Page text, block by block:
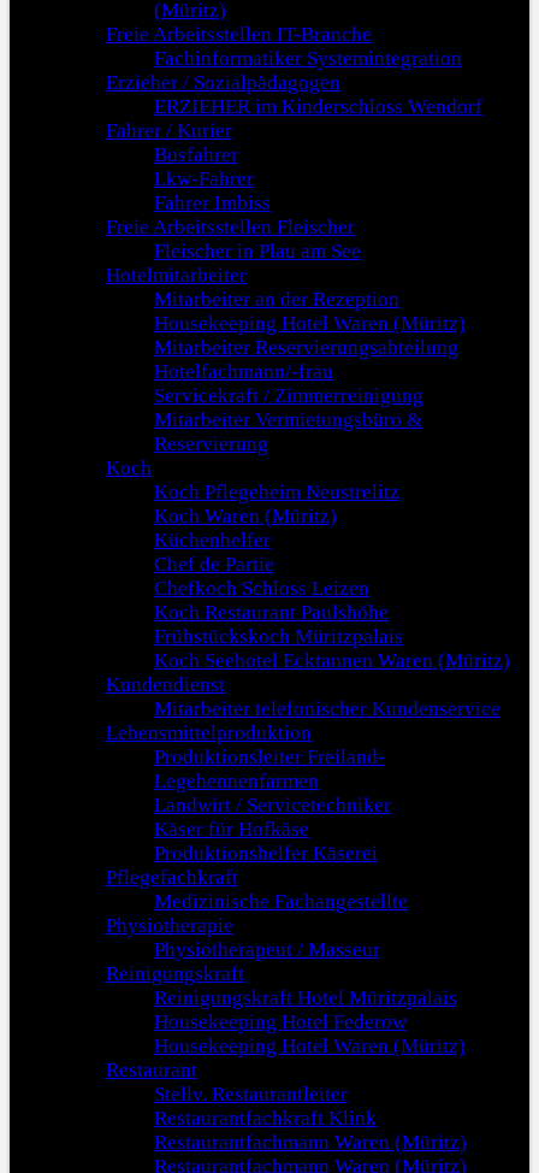
(Müritz)
Freie Arbeitsstellen IT-Branche
Fachinformatiker Systemintegration
Erzieher / Sozialpädagogen
ERZIEHER im Kinderschloss Wendorf
Fahrer / Kurier
Busfahrer
Lkw-Fahrer
Fahrer Imbiss
Freie Arbeitsstellen Fleischer
Fleischer in Plau am See
Hotelmitarbeiter
Mitarbeiter an der Rezeption
Housekeeping Hotel Waren (Müritz)
Mitarbeiter Reservierungsabteilung
Hotelfachmann/-frau
Servicekraft / Zimmerreinigung
Mitarbeiter Vermietungsbüro &
Reservierung
Koch
Koch Pflegeheim Neustrelitz
Koch Waren (Müritz)
Küchenhelfer
Chef de Partie
Chefkoch Schloss Leizen
Koch Restaurant Paulshöhe
Frühstückskoch Müritzpalais
Koch Seehotel Ecktannen Waren (Müritz)
Kundendienst
Mitarbeiter telefonischer Kundenservice
Lebensmittelproduktion
Produktionsleiter Freiland-
Legehennenfarmen
Landwirt / Servicetechniker
Käser für Hofkäse
Produktionshelfer Käserei
Pflegefachkraft
Medizinische Fachangestellte
Physiotherapie
Physiotherapeut / Masseur
Reinigungskraft
Reinigungskraft Hotel Müritzpalais
Housekeeping Hotel Federow
Housekeeping Hotel Waren (Müritz)
Restaurant
Stellv. Restaurantleiter
Restaurantfachkraft Klink
Restaurantfachmann Waren (Müritz)
Restaurantfachmann Waren (Müritz)